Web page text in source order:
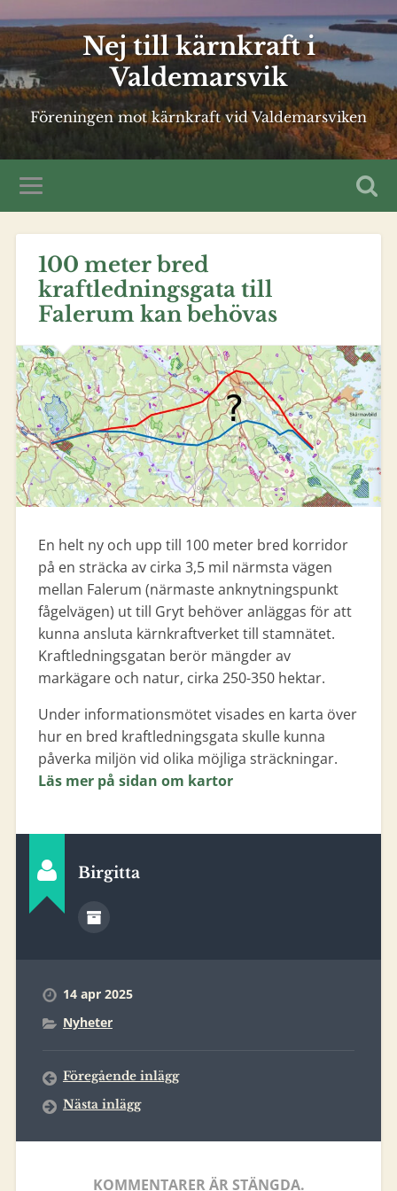
Nej till kärnkraft i
Valdemarsvik
Föreningen mot kärnkraft vid Valdemarsviken
100 meter bred
kraftledningsgata till
Falerum kan behövas
En helt ny och upp till 100 meter bred korridor
på en sträcka av cirka 3,5 mil närmsta vägen
mellan Falerum (närmaste anknytningspunkt
fågelvägen) ut till Gryt behöver anläggas för att
kunna ansluta kärnkraftverket till stamnätet.
Kraftledningsgatan berör mängder av
markägare och natur, cirka 250-350 hektar.
Under informationsmötet visades en karta över
hur en bred kraftledningsgata skulle kunna
påverka miljön vid olika möjliga sträckningar.
Läs mer på sidan om kartor
Birgitta
14 apr 2025
Nyheter
Föregående inlägg
Nästa inlägg
KOMMENTARER ÄR STÄNGDA.